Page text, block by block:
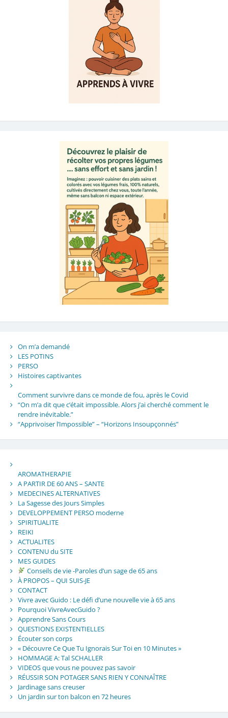
On m’a demandé
LES POTINS
PERSO
Histoires captivantes
Comment survivre dans ce monde de fou, après le Covid
“On m’a dit que c’était impossible. Alors j’ai cherché comment le
rendre inévitable.”
“Apprivoiser l’Impossible” – “Horizons Insoupçonnés”
AROMATHERAPIE
A PARTIR DE 60 ANS – SANTE
MEDECINES ALTERNATIVES
La Sagesse des Jours Simples
DEVELOPPEMENT PERSO moderne
SPIRITUALITE
REIKI
ACTUALITES
CONTENU du SITE
MES GUIDES
Conseils de vie -Paroles d’un sage de 65 ans
À PROPOS – QUI SUIS-JE
CONTACT
Vivre avec Guido : Le défi d’une nouvelle vie à 65 ans
Pourquoi VivreAvecGuido ?
Apprendre Sans Cours
QUESTIONS EXISTENTIELLES
Écouter son corps
« Découvre Ce Que Tu Ignorais Sur Toi en 10 Minutes »
HOMMAGE A: Tal SCHALLER
VIDEOS que vous ne pouvez pas savoir
RÉUSSIR SON POTAGER SANS RIEN Y CONNAÎTRE
Jardinage sans creuser
Un jardin sur ton balcon en 72 heures